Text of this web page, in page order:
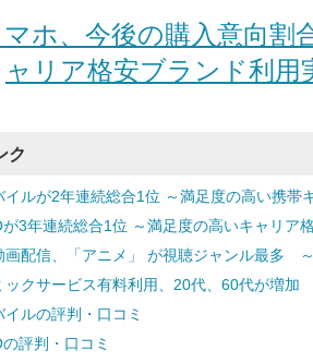
ホ、今後の購入意向割
ャリア格安ブランド利用
ク
イルが2年連続総合1位 ～満足度の高い携帯
3年連続総合1位 ～満足度の高いキャリア
画配信、「アニメ」 が視聴ジャンル最多
ックサービス有料利用、20代、60代が増
イルの評判・口コミ
評判・口コミ